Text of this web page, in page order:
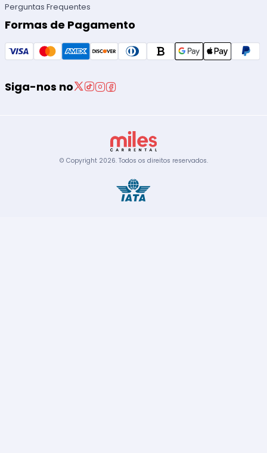
Perguntas Frequentes
Formas de Pagamento
Siga-nos no
© Copyright 2026. Todos os direitos reservados.